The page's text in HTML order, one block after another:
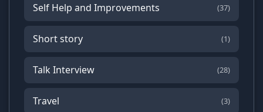
Self Help and Improvements (37)
Short story (1)
Talk Interview (28)
Travel (3)